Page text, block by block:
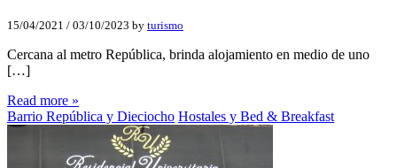
15/04/2021 / 03/10/2023 by turismo
Cercana al metro República, brinda alojamiento en medio de uno
[…]
Read more »
Barrio República y Dieciocho Hostales y Bed & Breakfast